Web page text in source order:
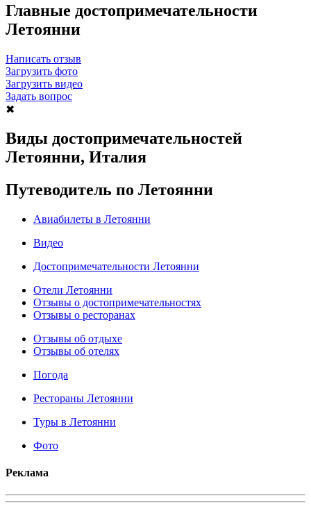
Главные достопримечательности
Летоянни
Написать отзыв
Загрузить фото
Загрузить видео
Задать вопрос
✖
Виды достопримечательностей
Летоянни, Италия
Путеводитель по Летоянни
Авиабилеты в Летоянни
Видео
Достопримечательности Летоянни
Отели Летоянни
Отзывы о достопримечательностях
Отзывы о ресторанах
Отзывы об отдыхе
Отзывы об отелях
Погода
Рестораны Летоянни
Туры в Летоянни
Фото
Реклама